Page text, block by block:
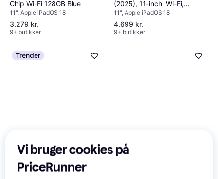
Chip Wi-Fi 128GB Blue
11", Apple iPadOS 18
3.279 kr.
9+ butikker
(2025), 11-inch, Wi-Fi,
128GB, Blue
11", Apple iPadOS 18
4.699 kr.
9+ butikker
Trender
Vi bruger cookies på
PriceRunner